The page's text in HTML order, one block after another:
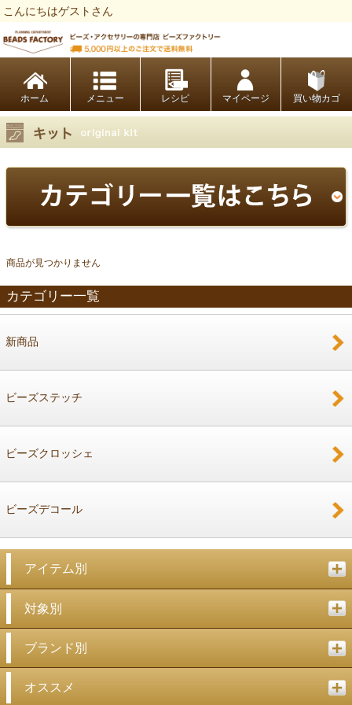
こんにちはゲストさん
ホーム レシピ マイページ 買い物カゴ
商品が見つかりません
カテゴリー一覧
新商品
ビーズステッチ
ビーズクロッシェ
ビーズデコール
アイテム別
対象別
ブランド別
オススメ